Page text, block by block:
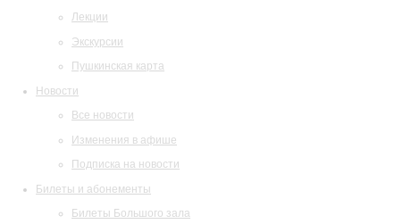
Лекции
Экскурсии
Пушкинская карта
Новости
Все новости
Изменения в афише
Подписка на новости
Билеты и абонементы
Билеты Большого зала